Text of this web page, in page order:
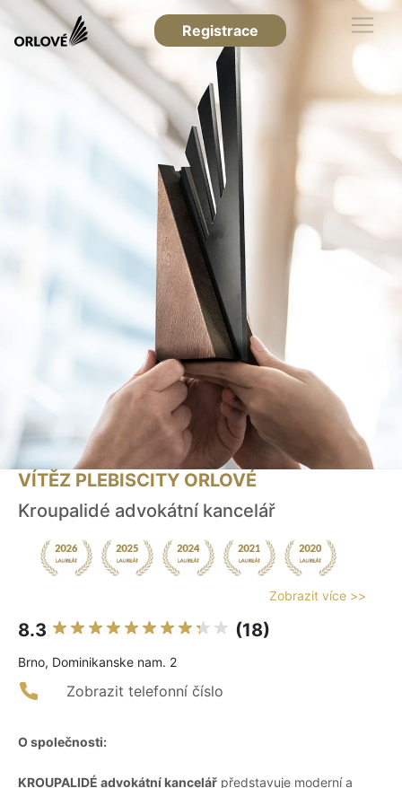
Registrace
VÍTĚZ PLEBISCITY ORLOVÉ
Kroupalidé advokátní kancelář
Zobrazit více >>
8.3 (18)
Brno, Dominikanske nam. 2
Zobrazit telefonní číslo
O společnosti:
KROUPALIDÉ advokátní kancelář představuje moderní a